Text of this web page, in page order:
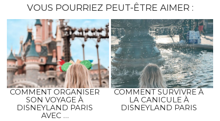
VOUS POURRIEZ PEUT-ÊTRE AIMER :
COMMENT ORGANISER
SON VOYAGE À
DISNEYLAND PARIS
AVEC …
COMMENT SURVIVRE À
LA CANICULE À
DISNEYLAND PARIS